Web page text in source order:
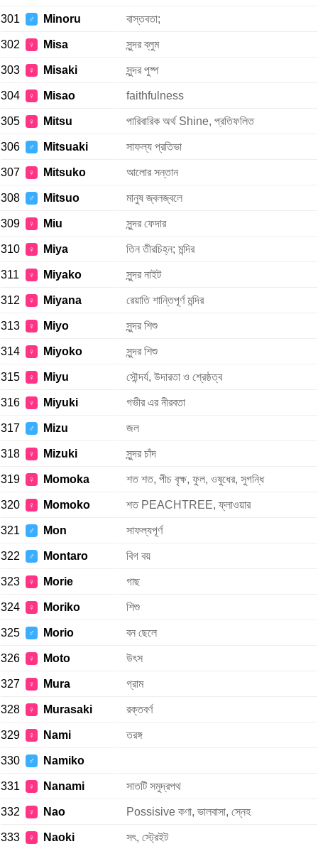
301 ♂ Minoru বাস্তবতা;
302 ♀ Misa সুন্দর ব্লুম
303 ♀ Misaki সুন্দর পুষ্প
304 ♀ Misao faithfulness
305 ♀ Mitsu পারিবারিক অর্থ Shine, প্রতিফলিত
306 ♂ Mitsuaki সাফল্য প্রতিভা
307 ♀ Mitsuko আলোর সন্তান
308 ♂ Mitsuo মানুষ জ্বলজ্বলে
309 ♀ Miu সুন্দর ফেদার
310 ♀ Miya তিন তীরচিহ্ন; মন্দির
311 ♀ Miyako সুন্দর নাইট
312 ♀ Miyana রেয়াতি শান্তিপূর্ণ মন্দির
313 ♀ Miyo সুন্দর শিশু
314 ♀ Miyoko সুন্দর শিশু
315 ♀ Miyu সৌন্দর্য, উদারতা ও শ্রেষ্ঠত্ব
316 ♀ Miyuki গভীর এর নীরবতা
317 ♂ Mizu জল
318 ♀ Mizuki সুন্দর চাঁদ
319 ♀ Momoka শত শত, পীচ বৃক্ষ, ফুল, ওষুধের, সুগন্ধি
320 ♀ Momoko শত PEACHTREE, ফ্লাওয়ার
321 ♂ Mon সাফল্যপূর্ণ
322 ♂ Montaro বিগ বয়
323 ♀ Morie গাছ
324 ♀ Moriko শিশু
325 ♂ Morio বন ছেলে
326 ♀ Moto উৎস
327 ♀ Mura গ্রাম
328 ♀ Murasaki রক্তবর্ণ
329 ♀ Nami তরঙ্গ
330 ♂ Namiko
331 ♀ Nanami সাতটি সমুদ্রপথ
332 ♀ Nao Possisive কণা, ভালবাসা, স্নেহ
333 ♀ Naoki সৎ, স্ট্রেইট